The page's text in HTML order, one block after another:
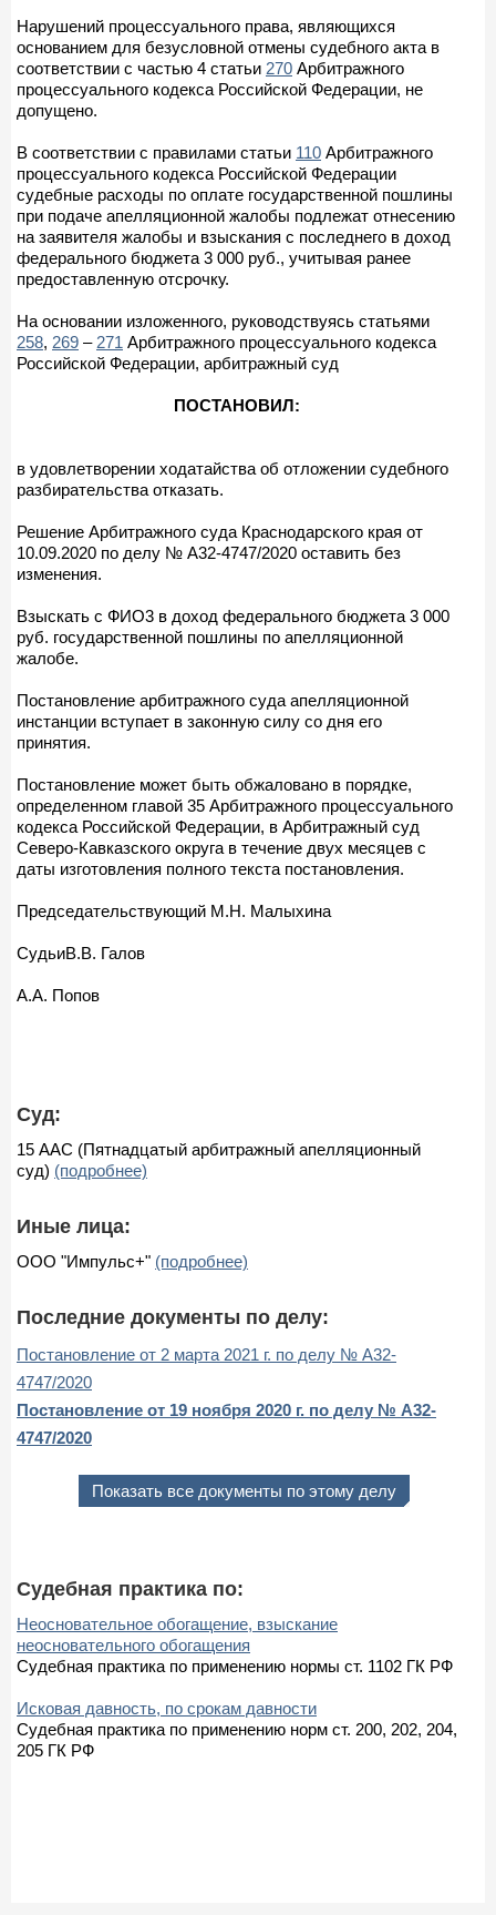
Нарушений процессуального права, являющихся
основанием для безусловной отмены судебного акта в
соответствии с частью 4 статьи 270 Арбитражного
процессуального кодекса Российской Федерации, не
допущено.
В соответствии с правилами статьи 110 Арбитражного
процессуального кодекса Российской Федерации
судебные расходы по оплате государственной пошлины
при подаче апелляционной жалобы подлежат отнесению
на заявителя жалобы и взыскания с последнего в доход
федерального бюджета 3 000 руб., учитывая ранее
предоставленную отсрочку.
На основании изложенного, руководствуясь статьями
258, 269 – 271 Арбитражного процессуального кодекса
Российской Федерации, арбитражный суд
ПОСТАНОВИЛ:
в удовлетворении ходатайства об отложении судебного
разбирательства отказать.
Решение Арбитражного суда Краснодарского края от
10.09.2020 по делу № А32-4747/2020 оставить без
изменения.
Взыскать с ФИО3 в доход федерального бюджета 3 000
руб. государственной пошлины по апелляционной
жалобе.
Постановление арбитражного суда апелляционной
инстанции вступает в законную силу со дня его
принятия.
Постановление может быть обжаловано в порядке,
определенном главой 35 Арбитражного процессуального
кодекса Российской Федерации, в Арбитражный суд
Северо-Кавказского округа в течение двух месяцев с
даты изготовления полного текста постановления.
Председательствующий М.Н. Малыхина
СудьиВ.В. Галов
А.А. Попов
Суд:
15 ААС (Пятнадцатый арбитражный апелляционный
суд) (подробнее)
Иные лица:
ООО "Импульс+" (подробнее)
Последние документы по делу:
Постановление от 2 марта 2021 г. по делу № А32-
4747/2020
Постановление от 19 ноября 2020 г. по делу № А32-
4747/2020
Показать все документы по этому делу
Судебная практика по:
Неосновательное обогащение, взыскание
неосновательного обогащения
Судебная практика по применению нормы ст. 1102 ГК РФ
Исковая давность, по срокам давности
Судебная практика по применению норм ст. 200, 202, 204,
205 ГК РФ